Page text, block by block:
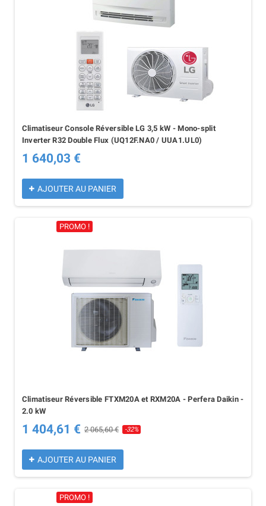
Climatiseur Console Réversible LG 3,5 kW - Mono-split
Inverter R32 Double Flux (UQ12F.NA0 / UUA1.UL0)
1 640,03 €
AJOUTER AU PANIER
PROMO !
Climatiseur Réversible FTXM20A et RXM20A - Perfera Daikin -
2.0 kW
1 404,61 € 2 065,60 € -32%
AJOUTER AU PANIER
PROMO !